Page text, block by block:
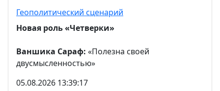
Геополитический сценарий
Новая роль «Четверки»
Ваншика Сараф: «Полезна своей
двусмысленностью»
05.08.2026 13:39:17